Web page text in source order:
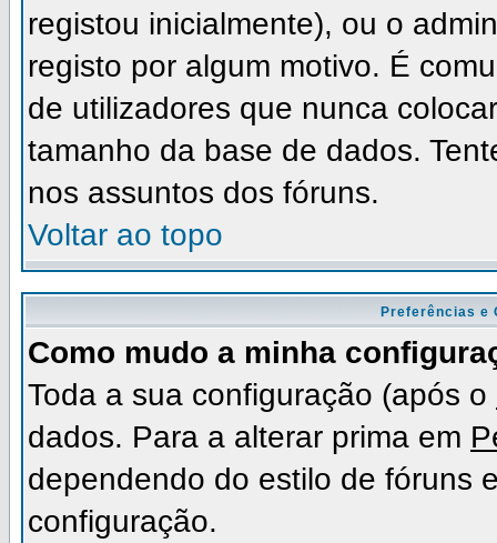
registou inicialmente), ou o
registo por algum motivo. É
de utilizadores que nunca
tamanho da base de dados.
nos assuntos dos fóruns.
Voltar ao topo
Preferências e
Como mudo a minha
Toda a sua configuração (após o
dados. Para a alterar prima em
dependendo do estilo de fóruns
configuração.